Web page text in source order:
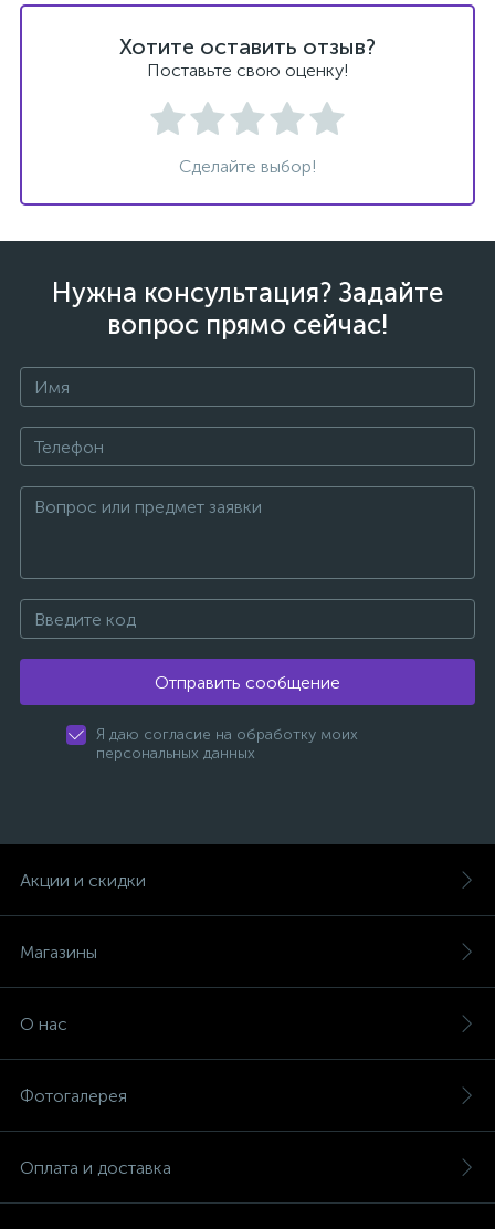
Хотите оставить отзыв?
Поставьте свою оценку!
Сделайте выбор!
Нужна консультация? Задайте
вопрос прямо сейчас!
Отправить сообщение
Я даю согласие на обработку моих
персональных данных
Акции и скидки
Магазины
О нас
Фотогалерея
Оплата и доставка